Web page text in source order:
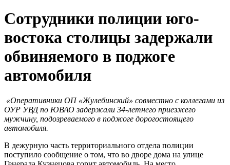
Сотрудники полиции юго-
востока столицы задержали
обвиняемого в поджоге
автомобиля
«Оперативники ОП «Жулебинский» совместно с коллегами из
ОУР УВД по ЮВАО задержали 34-летнего приезжего
мужчину, подозреваемого в поджоге дорогостоящего
автомобиля.
В дежурную часть территориального отдела полиции
поступило сообщение о том, что во дворе дома на улице